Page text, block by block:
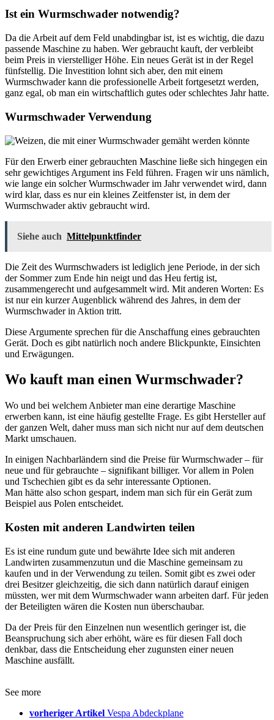
Ist ein Wurmschwader notwendig?
Da die Arbeit auf dem Feld unabdingbar ist, ist es wichtig, die dazu
passende Maschine zu haben. Wer gebraucht kauft, der verbleibt
beim Preis in vierstelliger Höhe. Ein neues Gerät ist in der Regel
fünfstellig. Die Investition lohnt sich aber, den mit einem
Wurmschwader kann die professionelle Arbeit fortgesetzt werden,
ganz egal, ob man ein wirtschaftlich gutes oder schlechtes Jahr hatte.
Wurmschwader Verwendung
Für den Erwerb einer gebrauchten Maschine ließe sich hingegen ein
sehr gewichtiges Argument ins Feld führen. Fragen wir uns nämlich,
wie lange ein solcher Wurmschwader im Jahr verwendet wird, dann
wird klar, dass es nur ein kleines Zeitfenster ist, in dem der
Wurmschwader aktiv gebraucht wird.
Siehe auch Mittelpunktfinder
Die Zeit des Wurmschwaders ist lediglich jene Periode, in der sich
der Sommer zum Ende hin neigt und das Heu fertig ist,
zusammengerecht und aufgesammelt wird. Mit anderen Worten: Es
ist nur ein kurzer Augenblick während des Jahres, in dem der
Wurmschwader in Aktion tritt.
Diese Argumente sprechen für die Anschaffung eines gebrauchten
Gerät. Doch es gibt natürlich noch andere Blickpunkte, Einsichten
und Erwägungen.
Wo kauft man einen Wurmschwader?
Wo und bei welchem Anbieter man eine derartige Maschine
erwerben kann, ist eine häufig gestellte Frage. Es gibt Hersteller auf
der ganzen Welt, daher muss man sich nicht nur auf dem deutschen
Markt umschauen.
In einigen Nachbarländern sind die Preise für Wurmschwader – für
neue und für gebrauchte – signifikant billiger. Vor allem in Polen
und Tschechien gibt es da sehr interessante Optionen.
Man hätte also schon gespart, indem man sich für ein Gerät zum
Beispiel aus Polen entscheidet.
Kosten mit anderen Landwirten teilen
Es ist eine rundum gute und bewährte Idee sich mit anderen
Landwirten zusammenzutun und die Maschine gemeinsam zu
kaufen und in der Verwendung zu teilen. Somit gibt es zwei oder
drei Besitzer gleichzeitig, die sich dann natürlich darauf einigen
müssten, wer mit dem Wurmschwader wann arbeiten darf. Für jeden
der Beteiligten wären die Kosten nun überschaubar.
Da der Preis für den Einzelnen nun wesentlich geringer ist, die
Beanspruchung sich aber erhöht, wäre es für diesen Fall doch
denkbar, dass die Entscheidung eher zugunsten einer neuen
Maschine ausfällt.
See more
vorheriger Artikel Vespa Abdeckplane